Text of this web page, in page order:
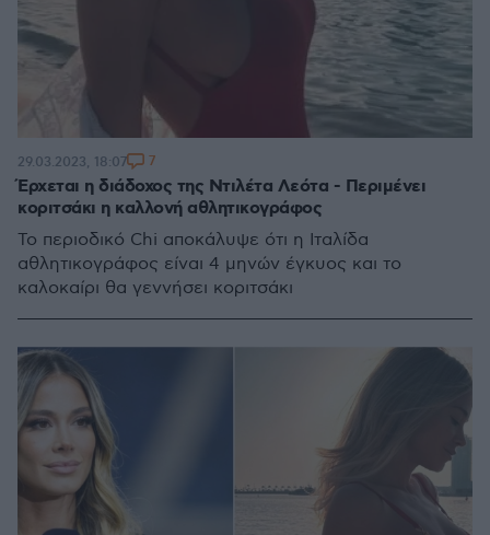
Έρχεται η διάδοχος της Ντιλέτα Λεότα - Περιμένει
κοριτσάκι η καλλονή αθλητικογράφος
Το περιοδικό Chi αποκάλυψε ότι η Ιταλίδα
αθλητικογράφος είναι 4 μηνών έγκυος και το
καλοκαίρι θα γεννήσει κοριτσάκι
29.03.2023, 18:07 7